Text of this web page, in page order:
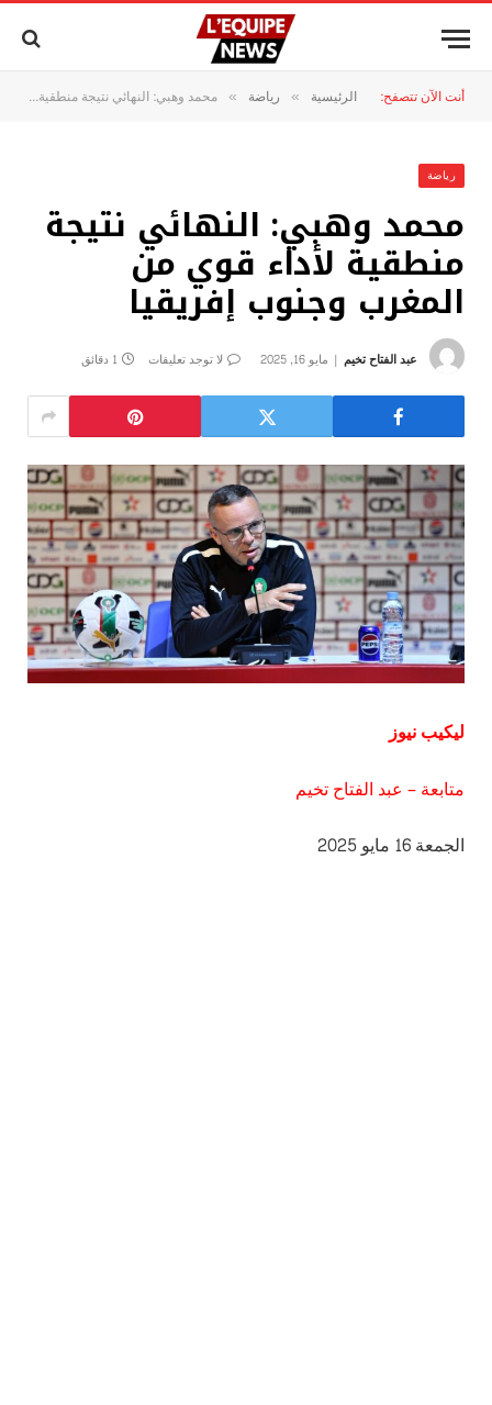
أنت الآن تتصفح: الرئيسية » رياضة » محمد وهبي: النهائي نتيجة منطقية لأداء قوي من المغرب وجنوب إفريقيا
رياضة
محمد وهبي: النهائي نتيجة
منطقية لأداء قوي من
المغرب وجنوب إفريقيا
عبد الفتاح تخيم مايو 16, 2025 لا توجد تعليقات 1 دقائق
ليكيب نيوز
متابعة – عبد الفتاح تخيم
الجمعة 16 مايو 2025